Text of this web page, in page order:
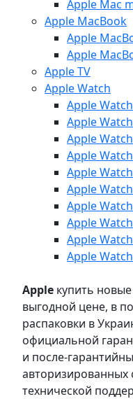
Apple Mac
Apple MacBook
Apple
Apple
Apple TV
Apple Watch
Apple
Apple
Apple
Apple Watch
Apple Watch
Apple
Apple
Apple
Apple
Apple
Apple купить
выгодной цене, в
распаковки в
официальной
и после-
авторизированных
технической